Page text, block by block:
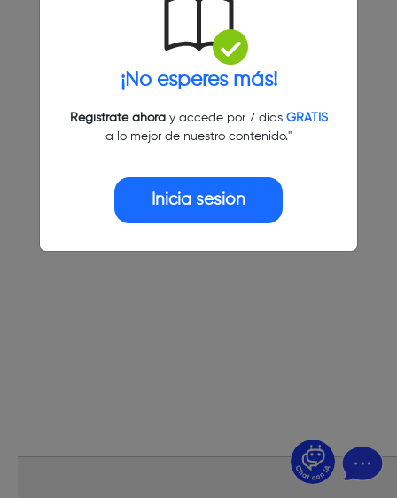
¡No esperes más!
Regístrate ahoray accede por 7 días GRATIS
a lo mejor de nuestro contenido."
Inicia sesión